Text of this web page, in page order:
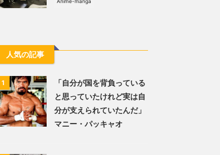
人気の記事
1
「自分が国を背負っている
と思っていたけれど実は自
分が支えられていたんだ」
マニー・パッキャオ